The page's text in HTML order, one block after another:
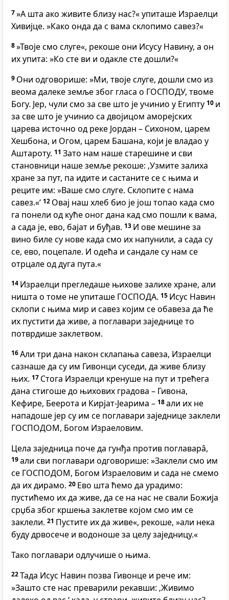
7»А шта ако живите близу нас?« упиташе Израелци
Хивијце. »Како онда да с вама склопимо савез?«
8»Твоје смо слуге«, рекоше они Исусу Навину, а он
их упита: »Ко сте ви и одакле сте дошли?«
9 Они одговорише: »Ми, твоје слуге, дошли смо из
веома далеке земље због гласа о ГОСПОДУ, твоме
Богу. Јер, чули смо за све што је учинио у Египту 10 и
за све што је учинио са двојицом аморејских
царева источно од реке Јордан – Сихоном, царем
Хешбона, и Огом, царем Башана, који је владао у
Аштароту. 11 Зато нам наше старешине и сви
становници наше земље рекоше: ‚Узмите залиха
хране за пут, па идите и састаните се с њима и
реците им: »Ваше смо слуге. Склопите с нама
савез.«‘ 12 Овај наш хлеб био је још топао када смо
га понели од куће оног дана кад смо пошли к вама,
а сада је, ево, бајат и буђав. 13 И ове мешине за
вино биле су нове када смо их напунили, а сада су
се, ево, поцепале. И одећа и сандале су нам се
отрцале од дуга пута.«
14 Израелци прегледаше њихове залихе хране, али
ништа о томе не упиташе ГОСПОДА. 15 Исус Навин
склопи с њима мир и савез којим се обавеза да ће
их пустити да живе, а поглавари заједнице то
потврдише заклетвом.
16Али три дана након склапања савеза, Израелци
сазнаше да су им Гивонци суседи, да живе близу
њих. 17 Стога Израелци кренуше на пут и трећега
дана стигоше до њихових градова – Гивона,
Кефире, Беерота и Кирјат-Јеарима – 18али их не
нападоше јер су им се поглавари заједнице заклели
ГОСПОДОМ, Богом Израеловим.
Цела заједница поче да гунђа против поглаварâ,
19али сви поглавари одговорише: »Заклели смо им
се ГОСПОДОМ, Богом Израеловим и сада не смемо
да их дирамо. 20 Ево шта ћемо да урадимо:
пустићемо их да живе, да се на нас не свали Божија
срџба због кршења заклетве којом смо им се
заклели. 21 Пустите их да живе«, рекоше, »али нека
буду дрвосече и водоноше за целу заједницу.«
Тако поглавари одлучише о њима.
22Тада Исус Навин позва Гивонце и рече им:
»Зашто сте нас преварили рекавши: ‚Живимо